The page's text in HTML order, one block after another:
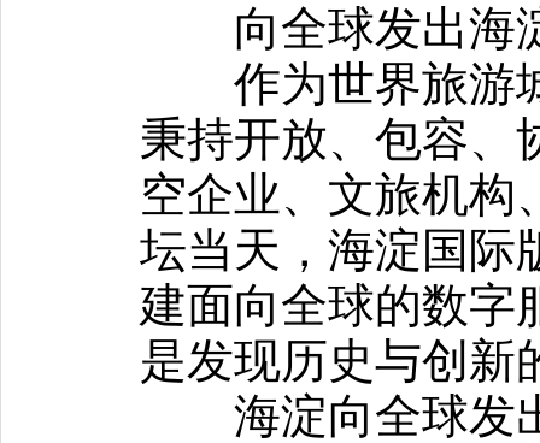
向全球发出海
作为世界旅游
秉持开放、包容、
空企业、文旅机构
坛当天，海淀国际
建面向全球的数字
是发现历史与创新
海淀向全球发